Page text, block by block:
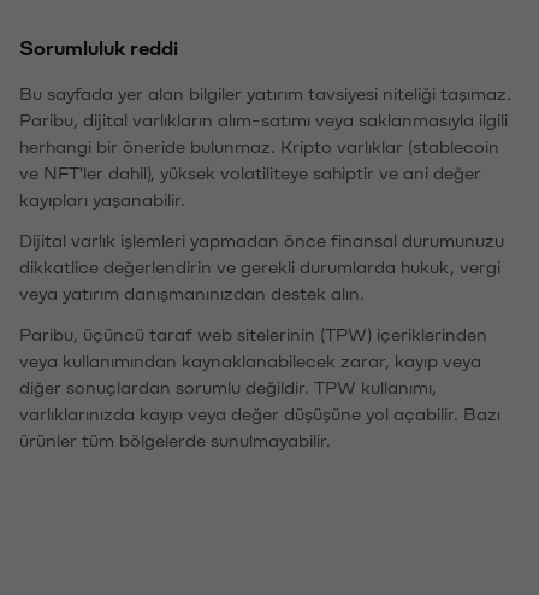
Sorumluluk reddi
Bu sayfada yer alan bilgiler yatırım tavsiyesi niteliği taşımaz.
Paribu, dijital varlıkların alım-satımı veya saklanmasıyla ilgili
herhangi bir öneride bulunmaz. Kripto varlıklar (stablecoin
ve NFT'ler dahil), yüksek volatiliteye sahiptir ve ani değer
kayıpları yaşanabilir.
Dijital varlık işlemleri yapmadan önce finansal durumunuzu
dikkatlice değerlendirin ve gerekli durumlarda hukuk, vergi
veya yatırım danışmanınızdan destek alın.
Paribu, üçüncü taraf web sitelerinin (TPW) içeriklerinden
veya kullanımından kaynaklanabilecek zarar, kayıp veya
diğer sonuçlardan sorumlu değildir. TPW kullanımı,
varlıklarınızda kayıp veya değer düşüşüne yol açabilir. Bazı
ürünler tüm bölgelerde sunulmayabilir.